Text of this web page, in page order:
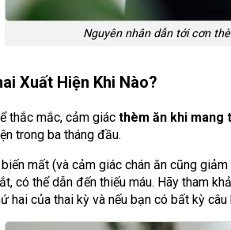
Nguyên nhân dẫn tới cơn
Xuất Hiện Khi Nào?
thắc mắc, cảm giác thèm ăn khi mang
trong ba tháng đầu.
mất (và cảm giác chán ăn cũng
có thể dẫn đến thiếu máu. Hãy tham
hai của thai kỳ và nếu bạn có bất kỳ